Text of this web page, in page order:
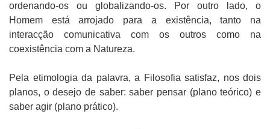
ordenando-os ou globalizando-os. Por outro lado, o
Homem está arrojado para a existência, tanto na
interacção comunicativa com os outros como na
coexistência com a Natureza.
Pela etimologia da palavra, a Filosofia satisfaz, nos dois
planos, o desejo de saber: saber pensar (plano teórico) e
saber agir (plano prático).